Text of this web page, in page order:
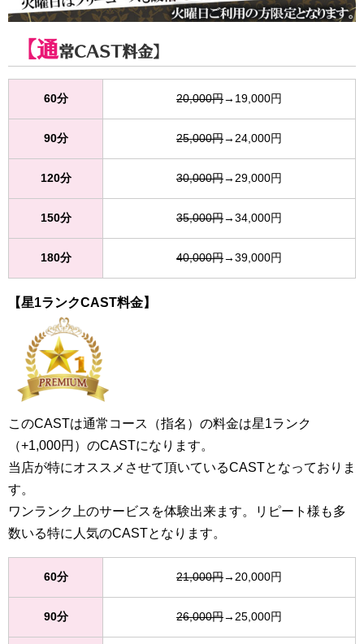
【通常CAST料金】
60分 20,000円→19,000円
90分 25,000円→24,000円
120分 30,000円→29,000円
150分 35,000円→34,000円
180分 40,000円→39,000円
【星1ランクCAST料金】
このCASTは通常コース（指名）の料金は星1ランク
（+1,000円）のCASTになります。
当店が特にオススメさせて頂いているCASTとなっておりま
す。
ワンランク上のサービスを体験出来ます。リピート様も多
数いる特に人気のCASTとなります。
60分 21,000円→20,000円
90分 26,000円→25,000円